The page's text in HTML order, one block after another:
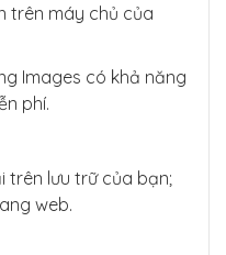
trên máy chủ của
Images có khả năng
phí.
trên lưu trữ của bạn;
web.